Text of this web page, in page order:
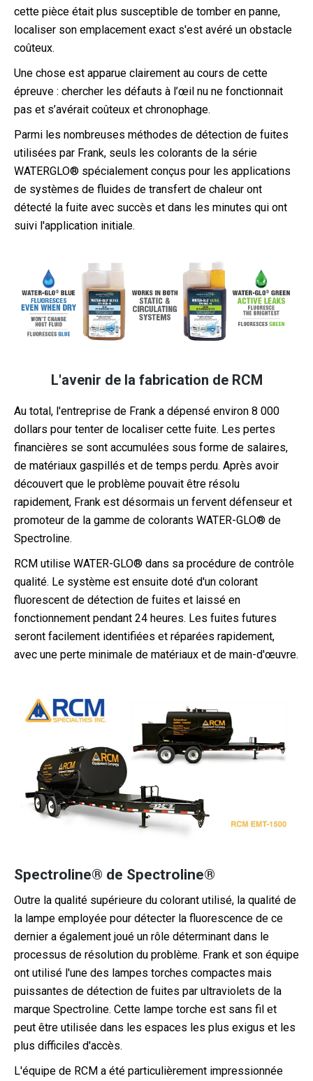
cette pièce était plus susceptible de tomber en panne,
localiser son emplacement exact s'est avéré un obstacle
coûteux.
Une chose est apparue clairement au cours de cette
épreuve : chercher les défauts à l’œil nu ne fonctionnait
pas et s’avérait coûteux et chronophage.
Parmi les nombreuses méthodes de détection de fuites
utilisées par Frank, seuls les colorants de la série
WATERGLO® spécialement conçus pour les applications
de systèmes de fluides de transfert de chaleur ont
détecté la fuite avec succès et dans les minutes qui ont
suivi l'application initiale.
L'avenir de la fabrication de RCM
Au total, l'entreprise de Frank a dépensé environ 8 000
dollars pour tenter de localiser cette fuite. Les pertes
financières se sont accumulées sous forme de salaires,
de matériaux gaspillés et de temps perdu. Après avoir
découvert que le problème pouvait être résolu
rapidement, Frank est désormais un fervent défenseur et
promoteur de la gamme de colorants WATER-GLO® de
Spectroline.
RCM utilise WATER-GLO® dans sa procédure de contrôle
qualité. Le système est ensuite doté d'un colorant
fluorescent de détection de fuites et laissé en
fonctionnement pendant 24 heures. Les fuites futures
seront facilement identifiées et réparées rapidement,
avec une perte minimale de matériaux et de main-d'œuvre.
Spectroline® de Spectroline®
Outre la qualité supérieure du colorant utilisé, la qualité de
la lampe employée pour détecter la fluorescence de ce
dernier a également joué un rôle déterminant dans le
processus de résolution du problème. Frank et son équipe
ont utilisé l'une des lampes torches compactes mais
puissantes de détection de fuites par ultraviolets de la
marque Spectroline. Cette lampe torche est sans fil et
peut être utilisée dans les espaces les plus exigus et les
plus difficiles d'accès.
L'équipe de RCM a été particulièrement impressionnée